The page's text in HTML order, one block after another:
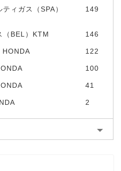
ィガス（SPA）
149
（BEL）KTM 146
122
100
41
2